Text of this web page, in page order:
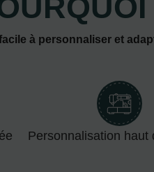
à personnaliser et
Personnalisation haut